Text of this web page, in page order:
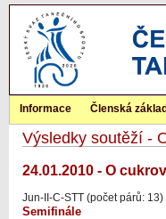
Informace Členská
Výsledky soutěží -
24.01.2010 - O
Jun-II-C-STT (počet párů:
Semifinále